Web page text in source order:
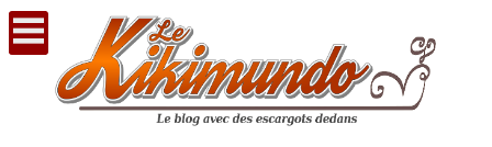
Voir
contenu